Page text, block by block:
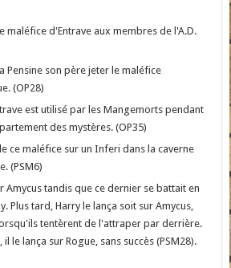
maléfice d'Entrave aux membres de l'A.D.
Pensine son père jeter le maléfice
(OP28)
est utilisé par les Mangemorts pendant
des mystères. (OP35)
ce maléfice sur un Inferi dans la caverne
(PSM6)
Amycus tandis que ce dernier se battait en
Plus tard, Harry le lança soit sur Amycus,
tentèrent de l'attraper par derrière.
le lança sur Rogue, sans succès (PSM28).